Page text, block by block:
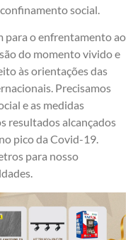
social.
para o enfrentamento ao
do momento vivido e
às orientações das
Precisamos
e as medidas
resultados alcançados
pico da Covid-19.
para nosso